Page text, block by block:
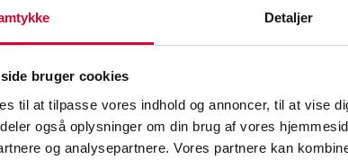
Detaljer
bruger cookies
til at tilpasse vores indhold og annoncer, til at vise
også oplysninger om din brug af vores
og analysepartnere. Vores partnere kan
Hyndesæt
Lignende varer